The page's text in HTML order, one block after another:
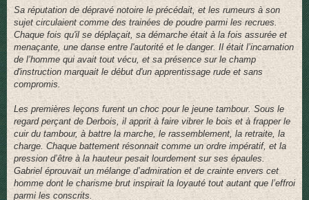
Sa réputation de dépravé notoire le précédait, et les rumeurs à son
sujet circulaient comme des trainées de poudre parmi les recrues.
Chaque fois qu'il se déplaçait, sa démarche était à la fois assurée et
menaçante, une danse entre l'autorité et le danger. Il était l’incarnation
de l’homme qui avait tout vécu, et sa présence sur le champ
d'instruction marquait le début d'un apprentissage rude et sans
compromis.
Les premières leçons furent un choc pour le jeune tambour. Sous le
regard perçant de Derbois, il apprit à faire vibrer le bois et à frapper le
cuir du tambour, à battre la marche, le rassemblement, la retraite, la
charge. Chaque battement résonnait comme un ordre impératif, et la
pression d’être à la hauteur pesait lourdement sur ses épaules.
Gabriel éprouvait un mélange d’admiration et de crainte envers cet
homme dont le charisme brut inspirait la loyauté tout autant que l’effroi
parmi les conscrits.